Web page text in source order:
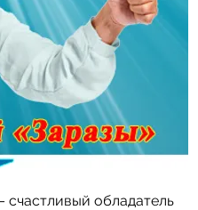
счастливый обладатель